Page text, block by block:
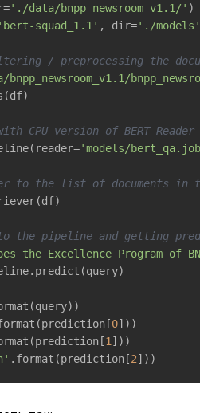
'./data/bnpp_newsroom_v1.1/' )
'bert-squad_1.1' , dir='./models'
/ preprocessing the
bnpp_newsroom_v1.1/
with CPU version of
'models/
to the list of documents in
the pipeline and getting
the Excellence Program of
0
1
.format(prediction[2